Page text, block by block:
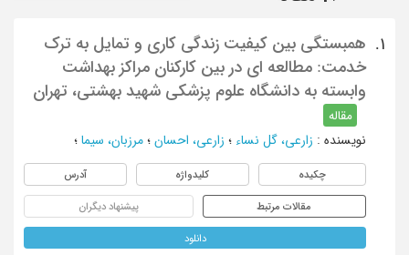
1.
همبستگی بین کیفیت زندگی کاری و تمایل به ترک
خدمت: مطالعه ای در بین کارکنان مراکز بهداشت
وابسته به دانشگاه علوم پزشکی شهید بهشتی، تهران
مقاله
نویسنده : زارعی، گل نساء ؛ زارعی، احسان ؛ مرزبان، سیما ؛
چکیده کلیدواژه آدرس
مقالات مرتبط پیشنهاد دیگران
دانلود